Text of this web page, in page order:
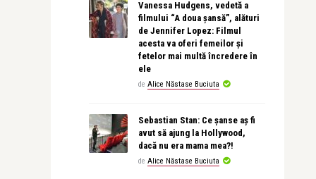
Vanessa Hudgens, vedetă a
filmului “A doua șansă”, alături
de Jennifer Lopez: Filmul
acesta va oferi femeilor și
fetelor mai multă încredere în
ele
de Alice Năstase Buciuta
Sebastian Stan: Ce șanse aș fi
avut să ajung la Hollywood,
dacă nu era mama mea?!
de Alice Năstase Buciuta